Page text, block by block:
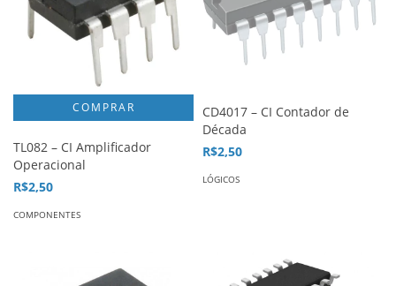
TL082 – CI Amplificador
Operacional
R$2,50
COMPONENTES
CD4017 – CI Contador de
Década
R$2,50
LÓGICOS